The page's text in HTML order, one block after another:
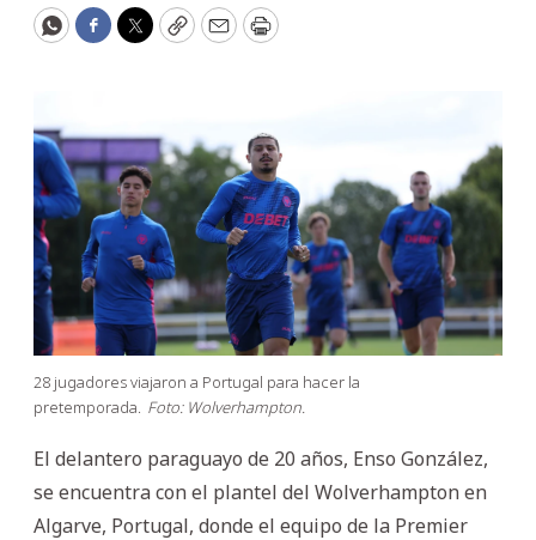
WhatsApp
Facebook
Twitter
CopyEmailPrint
28 jugadores viajaron a Portugal para hacer la
pretemporada. Foto: Wolverhampton.
El delantero paraguayo de 20 años, Enso González,
se encuentra con el plantel del Wolverhampton en
Algarve, Portugal, donde el equipo de la Premier